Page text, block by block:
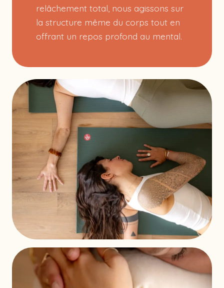
relâchement total, nous agissons sur
la structure même du corps tout en
offrant un repos profond au mental.